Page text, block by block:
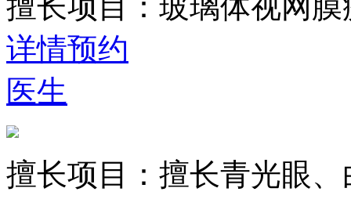
擅长项目： 玻璃体视网
详情预约
医生
擅长项目： 擅长青光眼